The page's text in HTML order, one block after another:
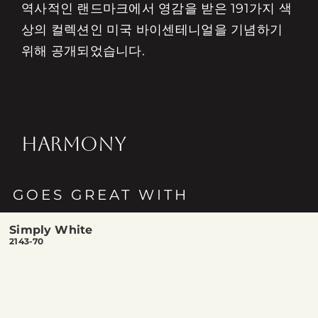
역사적인 랜드마크에서 영감을 받은 191가지 색
상의 컬렉션인 미국 바이센테니얼을 기념하기
위해 공개되었습니다.
HARMONY
GOES GREAT WITH
Simply White
2143-70